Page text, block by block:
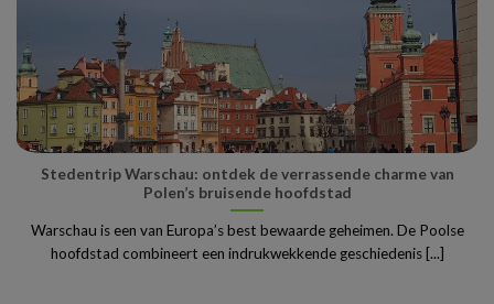
Stedentrip Warschau: ontdek de verrassende charme van
Polen’s bruisende hoofdstad
Warschau is een van Europa’s best bewaarde geheimen. De Poolse
hoofdstad combineert een indrukwekkende geschiedenis [...]